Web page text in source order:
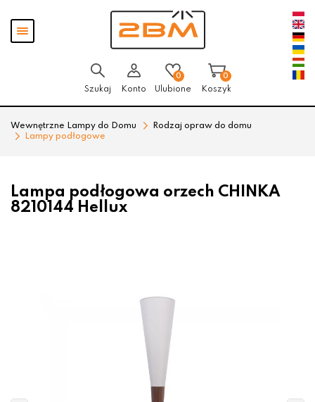
Pokaż
menu
Szukaj Konto
0
Ulubione
0
Koszyk
Wewnętrzne Lampy do Domu
Rodzaj opraw do domu
Lampy podłogowe
Lampa podłogowa orzech CHINKA
8210144 Hellux